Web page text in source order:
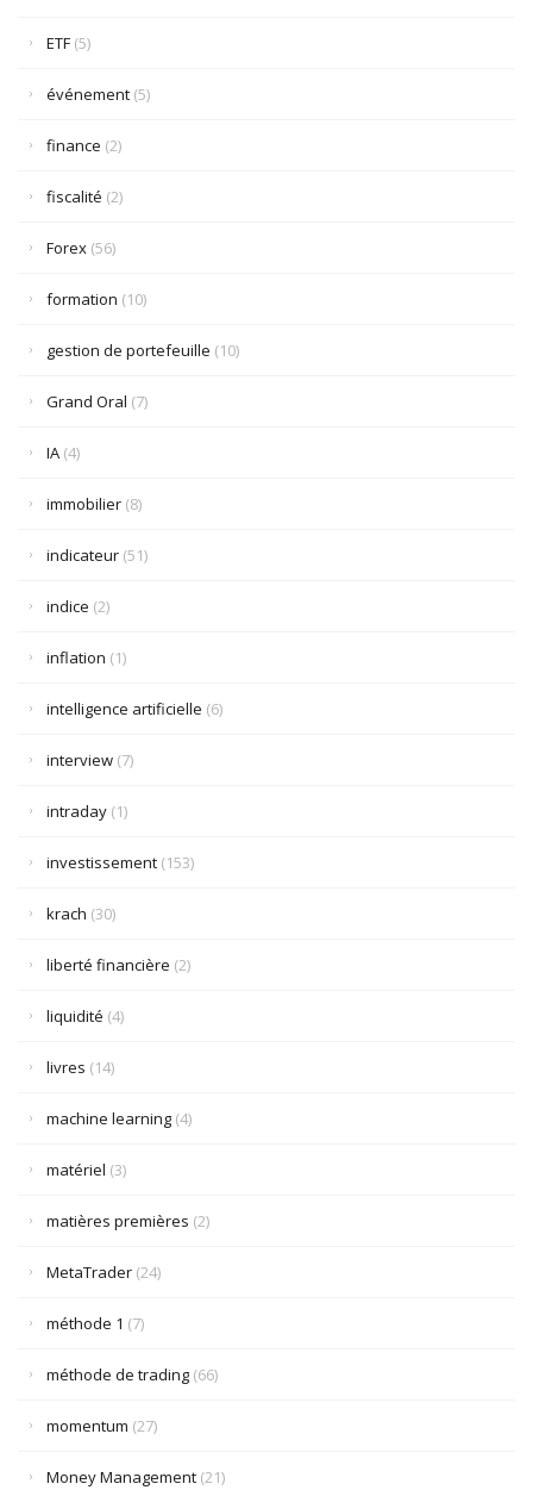
ETF (5)
événement (5)
finance (2)
fiscalité (2)
Forex (56)
formation (10)
gestion de portefeuille (10)
Grand Oral (7)
IA (4)
immobilier (8)
indicateur (51)
indice (2)
inflation (1)
intelligence artificielle (6)
interview (7)
intraday (1)
investissement (153)
krach (30)
liberté financière (2)
liquidité (4)
livres (14)
machine learning (4)
matériel (3)
matières premières (2)
MetaTrader (24)
méthode 1 (7)
méthode de trading (66)
momentum (27)
Money Management (21)